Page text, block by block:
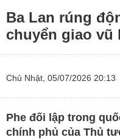
Ba Lan rúng
chuyển giao vũ
Chủ Nhật, 05/07/2026 20:13
Phe đối lập trong
chính phủ của Thủ